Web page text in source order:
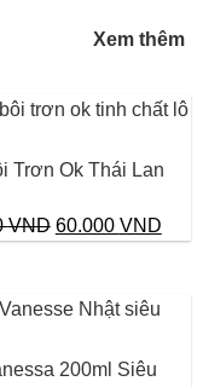
Xem thêm
Trơn Ok Thái Lan
VND Giá
90.000 VND.
60.000 VNDGiá
200ml Siêu